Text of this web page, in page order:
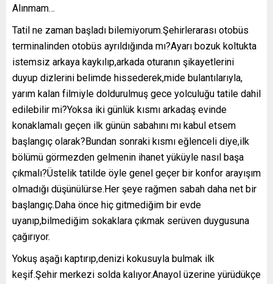
Alınmam…
Tatil ne zaman başladı bilemiyorum.Şehirlerarası otobüs
terminalinden otobüs ayrıldığında mı?Ayarı bozuk koltukta
istemsiz arkaya kaykılıp,arkada oturanın şikayetlerini
duyup dizlerini belimde hissederek,mide bulantılarıyla,
yarım kalan filmiyle doldurulmuş gece yolculuğu tatile dahil
edilebilir mi?Yoksa iki günlük kısmı arkadaş evinde
konaklamalı geçen ilk günün sabahını mı kabul etsem
başlangıç olarak?Bundan sonraki kısmı eğlenceli diye,ilk
bölümü görmezden gelmenin ihanet yüküyle nasıl başa
çıkmalı?Üstelik tatilde öyle genel geçer bir konfor arayışım
olmadığı düşünülürse.Her şeye rağmen sabah daha net bir
başlangıç.Daha önce hiç gitmediğim bir evde
uyanıp,bilmediğim sokaklara çıkmak serüven duygusuna
çağırıyor.
Yokuş aşağı kaptırıp,denizi kokusuyla bulmak ilk
keşif.Şehir merkezi solda kalıyor.Anayol üzerine yürüdükçe